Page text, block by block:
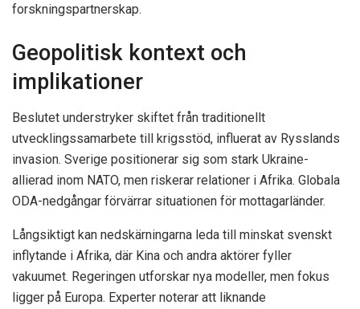
forskningspartnerskap.
Geopolitisk kontext och
implikationer
Beslutet understryker skiftet från traditionellt
utvecklingssamarbete till krigsstöd, influerat av Rysslands
invasion. Sverige positionerar sig som stark Ukraine-
allierad inom NATO, men riskerar relationer i Afrika. Globala
ODA-nedgångar förvärrar situationen för mottagarländer.
Långsiktigt kan nedskärningarna leda till minskat svenskt
inflytande i Afrika, där Kina och andra aktörer fyller
vakuumet. Regeringen utforskar nya modeller, men fokus
ligger på Europa. Experter noterar att liknande